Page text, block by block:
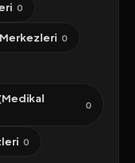
0
Merkezleri 0
0
0